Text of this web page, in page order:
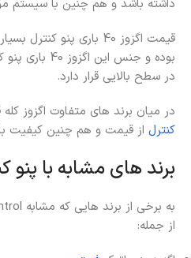
داشته باشد و هم چنین با سیستم
قیمت اگزوز 40 باری پنو
بوده و جنس
در سطح بالایی قرار دارد.
در میان برند های متفاوت اگزوز کله
کنترل از قیمت و هم چنین کیفیت
برند های مشابه با پنو
از جمله: